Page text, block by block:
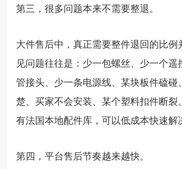
第三，很多问题本来不需要整退。
大件售后中，真正需要整件退回的比例
见问题往往是：少一包螺丝、少一个遥
管接头、少一条电源线、某块板件磕碰
楚、买家不会安装、某个塑料扣件断裂
有法国本地配件库，可以低成本快速解
第四，平台售后节奏越来越快。